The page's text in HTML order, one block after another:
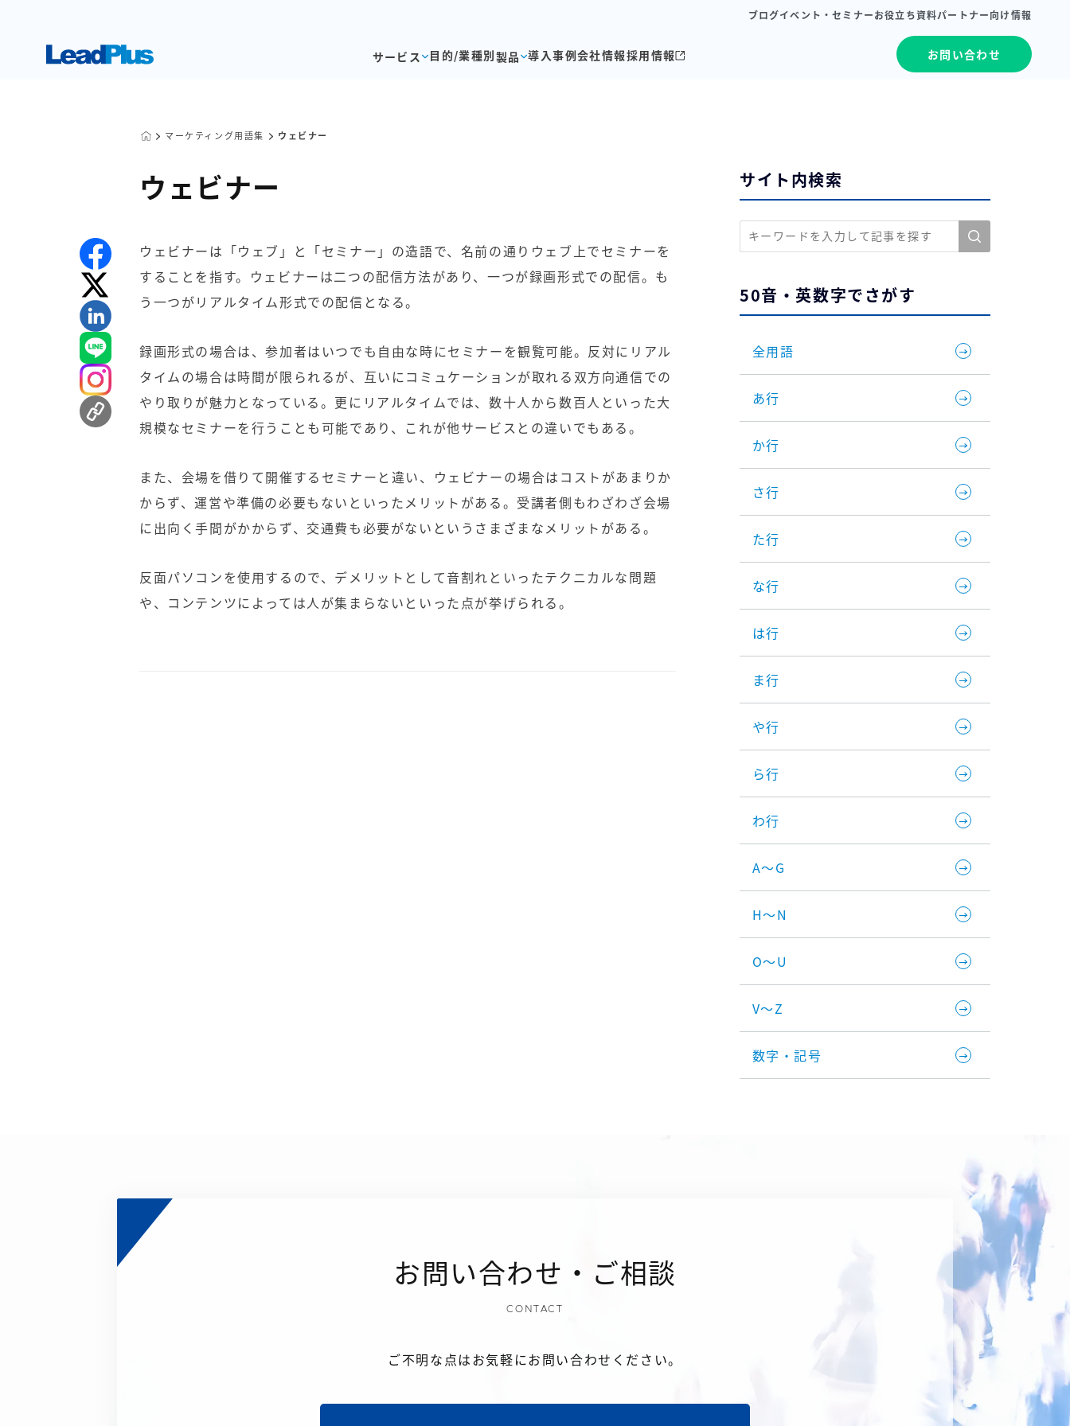
ブログイベント・セミナーお役立ち資料パートナー向け情報
サービス 目的/業種別製品 導入事例会社情報採用情報 お問い合わせ
マーケティング用語集 ウェビナー
ウェビナー
ウェビナーは「ウェブ」と「セミナー」の造語で、名前の通りウェブ上でセミナーを
することを指す。ウェビナーは二つの配信方法があり、一つが録画形式での配信。も
う一つがリアルタイム形式での配信となる。
録画形式の場合は、参加者はいつでも自由な時にセミナーを観覧可能。反対にリアル
タイムの場合は時間が限られるが、互いにコミュケーションが取れる双方向通信での
やり取りが魅力となっている。更にリアルタイムでは、数十人から数百人といった大
規模なセミナーを行うことも可能であり、これが他サービスとの違いでもある。
また、会場を借りて開催するセミナーと違い、ウェビナーの場合はコストがあまりか
からず、運営や準備の必要もないといったメリットがある。受講者側もわざわざ会場
に出向く手間がかからず、交通費も必要がないというさまざまなメリットがある。
反面パソコンを使用するので、デメリットとして音割れといったテクニカルな問題
や、コンテンツによっては人が集まらないといった点が挙げられる。
サイト内検索
50音・英数字でさがす
全用語
あ行
か行
さ行
た行
な行
は行
ま行
や行
ら行
わ行
A～G
H～N
O～U
V～Z
数字・記号
お問い合わせ・ご相談
CONTACT
ご不明な点はお気軽にお問い合わせください。